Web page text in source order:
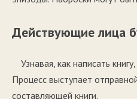
Действующие лица
Узнавая, как написать
Процесс выступает
составляющей книги.